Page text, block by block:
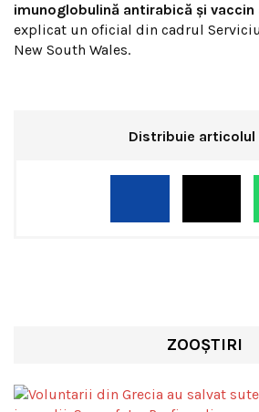
imunoglobulină antirabică și vaccin
explicat un oficial din cadrul
New South Wales.
Distribuie articolul
ZOOȘTIRI